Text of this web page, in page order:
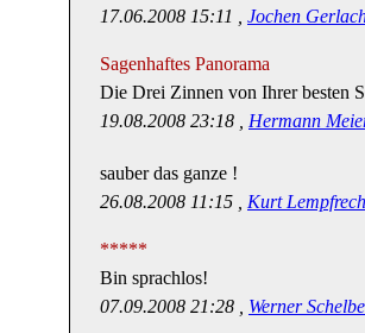
17.06.2008 15:11 , Jochen
Sagenhaftes Panorama
Die Drei Zinnen von Ihrer besten
19.08.2008 23:18 , Hermann
sauber das ganze !
26.08.2008 11:15 , Kurt
*****
Bin sprachlos!
07.09.2008 21:28 , Werner